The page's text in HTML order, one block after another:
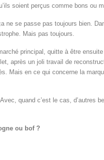
soient perçus comme bons ou
ne se passe pas toujours bien.
Mais pas toujours.
principal, quitte à être
après un joli travail de
Mais en ce qui concerne la
quand c’est le cas, d’autres
ou bof ?